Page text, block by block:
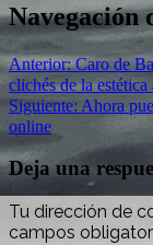
Navegación
Anterior:Caro de
clichés de la estética
Siguiente: Ahora
online
Deja una
Tu dirección de
campos